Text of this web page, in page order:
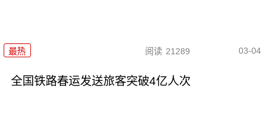
最热 阅读 21289 03-04
全国铁路春运发送旅客突破4亿人次